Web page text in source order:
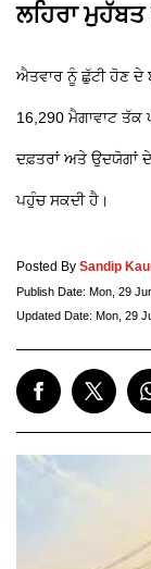
ਲਹਿਰਾ
ਐਤਵਾਰ ਨੂੰ ਛੁੱਟੀ ਹੋਣ ਦੇ
16,290 ਮੈਗਾਵਾਟ ਤੱਕ
ਦਫ਼ਤਰਾਂ ਅਤੇ ਉਦਯੋਗਾਂ
ਪਹੁੰਚ ਸਕਦੀ ਹੈ।
Posted By Sandip
Publish Date: Mon, 29
Updated Date: Mon, 29